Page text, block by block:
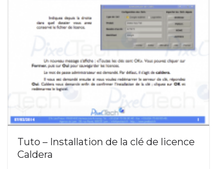
Tuto – Installation de la clé de licence
Caldera